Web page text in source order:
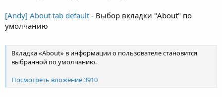
[Andy] About tab default - Выбор вкладки "About" по
умолчанию
Вкладка «About» в информации о пользователе становится
выбранной по умолчанию.
Посмотреть вложение 3910